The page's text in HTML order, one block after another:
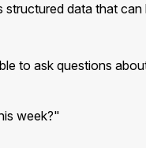
data that can
to ask questions
week?"